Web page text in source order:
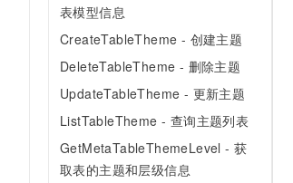
表模型信息
CreateTableTheme - 创建主题
DeleteTableTheme - 删除主题
UpdateTableTheme - 更新主题
ListTableTheme - 查询主题列表
GetMetaTableThemeLevel - 获
取表的主题和层级信息